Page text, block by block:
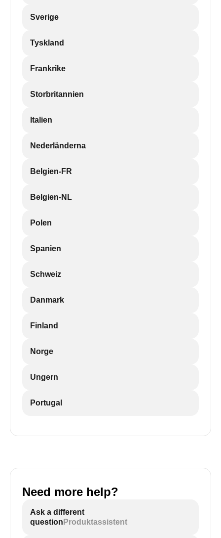
Sverige
Tyskland
Frankrike
Storbritannien
Italien
Nederländerna
Belgien-FR
Belgien-NL
Polen
Spanien
Schweiz
Danmark
Finland
Norge
Ungern
Portugal
Need more help?
Ask a different
question Produktassistent